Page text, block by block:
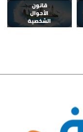
قانون
الأحوال
الشخصية